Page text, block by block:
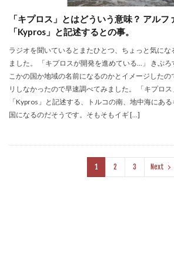
「キプロス」とはどういう意味？ アルフ
「Kypros」と記述するとの事。
ラジオを聞いているとまたひとつ、ちょっと気にな
ました。 「キプロスが開発を進めている…」 きぷ
こかの国か地域の名前になるのかとイメージしたの
リしなかったので早速調べてみました。 「キプロ
「Kypros」と記述する、トルコの南、地中海にあ
国になるのだそうです。そもそもイギ […]
1 2 3 Next